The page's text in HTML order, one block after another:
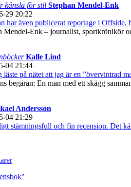
känsla för stil Stephan Mendel-Enk
29 20:22
har även publicerat reportage i Offside,
Mendel-Enk – journalist, sportkrönikör
Kalle Lind
04 21:44
på nätet att jag är en ”övervintrad
begäran: En man med ett skägg
Andersson
04 21:29
stämningsfull och fin recension. Det